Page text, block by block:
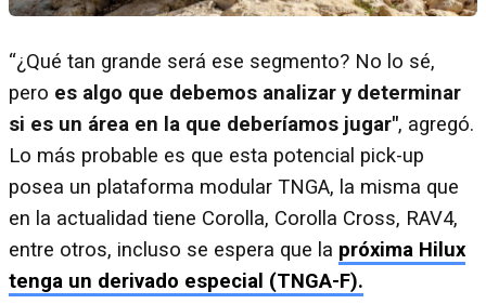
“¿Qué tan grande será ese segmento? No lo sé,
pero es algo que debemos analizar y determinar
si es un área en la que deberíamos jugar", agregó.
Lo más probable es que esta potencial pick-up
posea un plataforma modular TNGA, la misma que
en la actualidad tiene Corolla, Corolla Cross, RAV4,
entre otros, incluso se espera que la próxima Hilux
tenga un derivado especial (TNGA-F).